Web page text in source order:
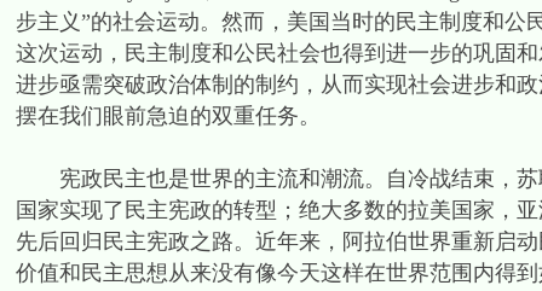
步主义”的社会运动。然而，美国当时的民主制度和
这次运动，民主制度和公民社会也得到进一步的巩固
进步亟需突破政治体制的制约，从而实现社会进步和
摆在我们眼前急迫的双重任务。
宪政民主也是世界的主流和潮流。自冷战结束，苏
国家实现了民主宪政的转型；绝大多数的拉美国家，
先后回归民主宪政之路。近年来，阿拉伯世界重新启
价值和民主思想从来没有像今天这样在世界范围内得